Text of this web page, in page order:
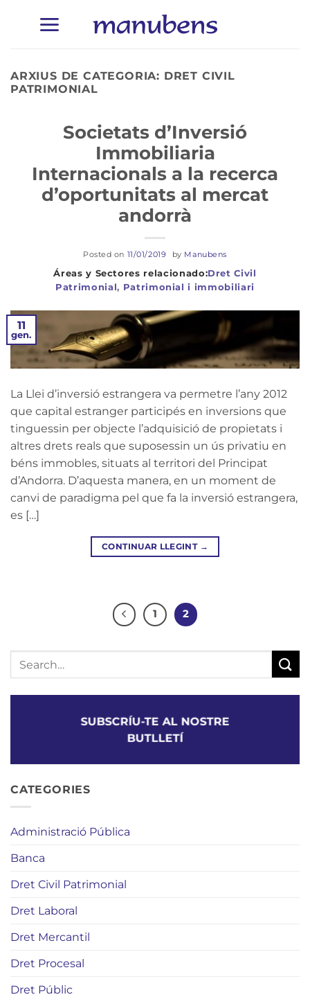
ARXIUS DE CATEGORIA: DRET CIVIL
PATRIMONIAL
Dret Civil
Patrimonial, Patrimonial i immobiliari
Societats d’Inversió
Immobiliaria
Internacionals a la recerca
d’oportunitats al mercat
andorrà
Posted on 11/01/2019 by Manubens
11
gen.
La Llei d’inversió estrangera va permetre l’any 2012
que capital estranger participés en inversions que
tinguessin per objecte l’adquisició de propietats i
altres drets reals que suposessin un ús privatiu en
béns immobles, situats al territori del Principat
d’Andorra. D’aquesta manera, en un moment de
canvi de paradigma pel que fa la inversió estrangera,
es […]
CONTINUAR LLEGINT →
1 2
SUBSCRÍU-TE AL NOSTRE
BUTLLETÍ
CATEGORIES
Administració Pública
Banca
Dret Civil Patrimonial
Dret Laboral
Dret Mercantil
Dret Procesal
Dret Públic